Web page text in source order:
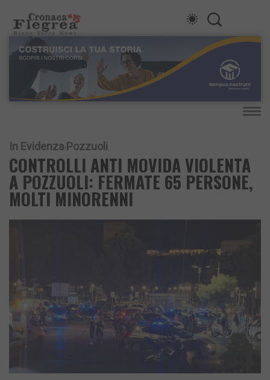
In Evidenza Pozzuoli
CONTROLLI ANTI MOVIDA VIOLENTA
A POZZUOLI: FERMATE 65 PERSONE,
MOLTI MINORENNI